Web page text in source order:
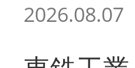
2026.08.07